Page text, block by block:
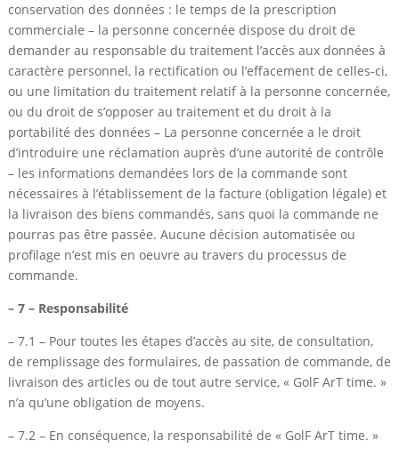
conservation des données : le temps de la prescription
commerciale – la personne concernée dispose du droit de
demander au responsable du traitement l’accès aux données à
caractère personnel, la rectification ou l’effacement de celles-ci,
ou une limitation du traitement relatif à la personne concernée,
ou du droit de s’opposer au traitement et du droit à la
portabilité des données – La personne concernée a le droit
d’introduire une réclamation auprès d’une autorité de contrôle
– les informations demandées lors de la commande sont
nécessaires à l’établissement de la facture (obligation légale) et
la livraison des biens commandés, sans quoi la commande ne
pourras pas être passée. Aucune décision automatisée ou
profilage n’est mis en oeuvre au travers du processus de
commande.
– 7 – Responsabilité
– 7.1 – Pour toutes les étapes d’accès au site, de consultation,
de remplissage des formulaires, de passation de commande, de
livraison des articles ou de tout autre service, « GolF ArT time. »
n’a qu’une obligation de moyens.
– 7.2 – En conséquence, la responsabilité de « GolF ArT time. »